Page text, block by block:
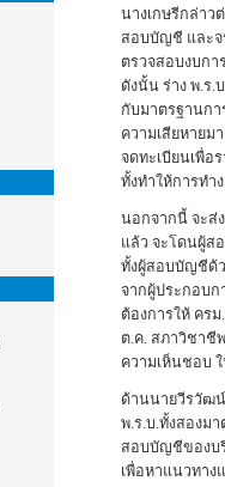
นางเกษรีกล่าว
สอบบัญชี และจ
ตรวจสอบงบกา
ดังนั้น ร่าง พ.ร.
กับมาตรฐานก
ความเสียหายม
จดทะเบียนเพื่อ
ทั้งทำให้การท
นอกจากนี้ จะส่
แล้ว จะโดนผู้ส
ทั้งผู้สอบบัญชีด้ว
จากผู้ประกอบ
ต้องการให้ คร
ต.ค. สภาวิชาชี
ความเห็นชอบ
ด้านนายวีรวัฒ
พ.ร.บ.ทั้งสองม
สอบบัญชีของบ
เพื่อหาแนวทา